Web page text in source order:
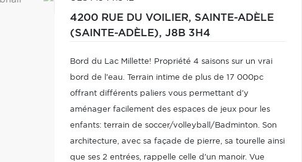
4200 RUE DU VOILIER, SAINTE-ADÈLE
(SAINTE-ADÈLE), J8B 3H4
Bord du Lac Millette! Propriété 4 saisons sur un vrai
bord de l'eau. Terrain intime de plus de 17 000pc
offrant différents paliers vous permettant d'y
aménager facilement des espaces de jeux pour les
enfants: terrain de soccer/volleyball/Badminton. Son
architecture, avec sa façade de pierre, sa tourelle ainsi
que ses 2 entrées, rappelle celle d'un manoir. Vue